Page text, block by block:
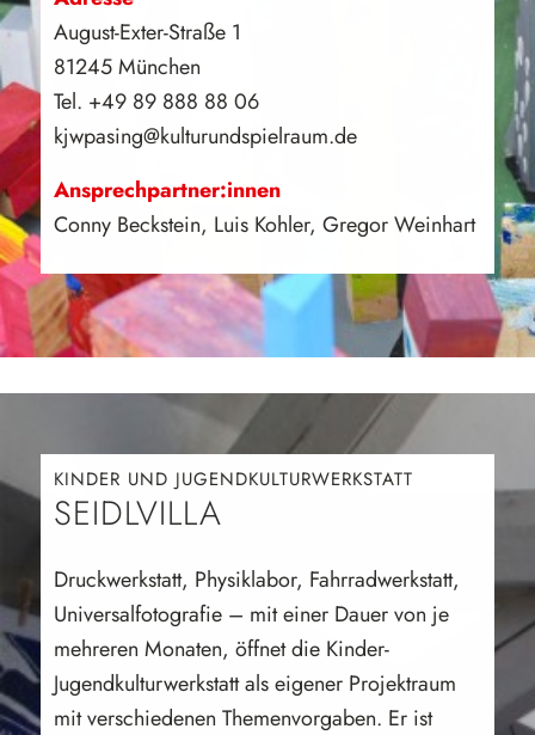
August-Exter-Straße 1
81245 München
Tel. +49 89 888 88 06
kjwpasing@kulturundspielraum.de
Ansprechpartner:innen
Conny Beckstein, Luis Kohler, Gregor Weinhart
KINDER UND JUGENDKULTURWERKSTATT
SEIDLVILLA
Druckwerkstatt, Physiklabor, Fahrradwerkstatt,
Universalfotografie – mit einer Dauer von je
mehreren Monaten, öffnet die Kinder-
Jugendkulturwerkstatt als eigener Projektraum
mit verschiedenen Themenvorgaben. Er ist